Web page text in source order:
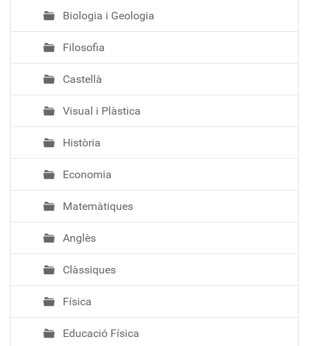
Biologia i Geologia
Filosofia
Castellà
Visual i Plàstica
Història
Economia
Matemàtiques
Anglès
Clàssiques
Física
Educació Física